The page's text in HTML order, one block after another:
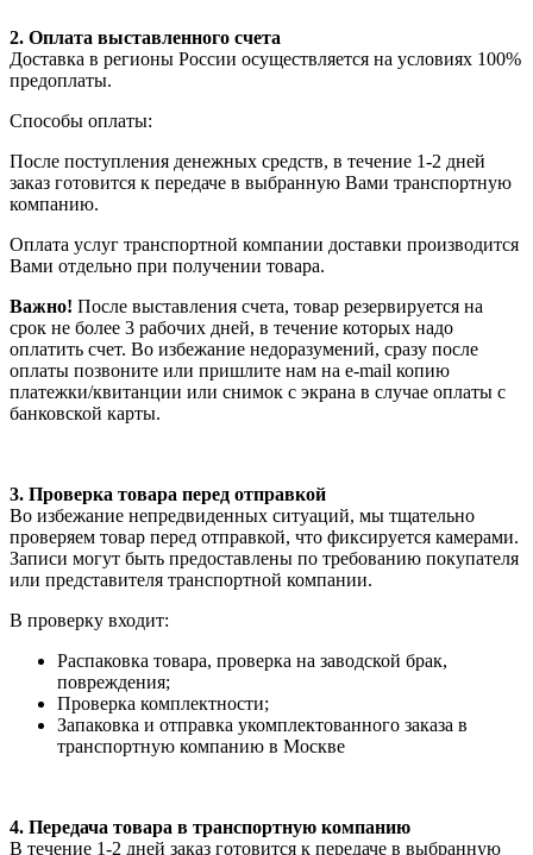
2. Оплата выставленного счета
Доставка в регионы России осуществляется на условиях 100%
предоплаты.
Способы оплаты:
После поступления денежных средств, в течение 1-2 дней
заказ готовится к передаче в выбранную Вами транспортную
компанию.
Оплата услуг транспортной компании доставки производится
Вами отдельно при получении товара.
Важно! После выставления счета, товар резервируется на
срок не более 3 рабочих дней, в течение которых надо
оплатить счет. Во избежание недоразумений, сразу после
оплаты позвоните или пришлите нам на e-mail копию
платежки/квитанции или снимок с экрана в случае оплаты с
банковской карты.
3. Проверка товара перед отправкой
Во избежание непредвиденных ситуаций, мы тщательно
проверяем товар перед отправкой, что фиксируется камерами.
Записи могут быть предоставлены по требованию покупателя
или представителя транспортной компании.
В проверку входит:
Распаковка товара, проверка на заводской брак,
повреждения;
Проверка комплектности;
Запаковка и отправка укомплектованного заказа в
транспортную компанию в Москве
4. Передача товара в транспортную компанию
В течение 1-2 дней заказ готовится к передаче в выбранную